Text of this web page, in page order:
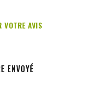
VOTRE AVIS
ENVOYÉ